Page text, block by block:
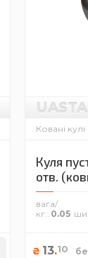
Ковані кулі
Куля
отв.
вага/
кг. 0.05
₴ 13.10